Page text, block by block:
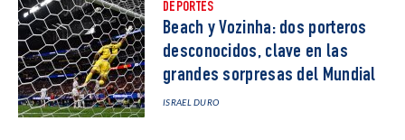
DEPORTES
Beach y Vozinha: dos porteros
desconocidos, clave en las
grandes sorpresas del Mundial
ISRAEL DURO